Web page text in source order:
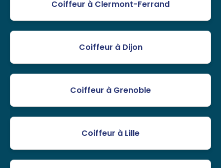
Coiffeur à Clermont-Ferrand
Coiffeur à Dijon
Coiffeur à Grenoble
Coiffeur à Lille